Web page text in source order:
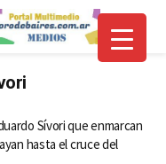
Sívori que enmarcan
hasta el cruce del